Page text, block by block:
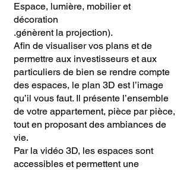
Espace, lumière, mobilier et
décoration
.génèrent la projection).
Afin de visualiser vos plans et de
permettre aux investisseurs et aux
particuliers de bien se rendre compte
des espaces, le plan 3D est l’image
qu’il vous faut. Il présente l’ensemble
de votre appartement, pièce par pièce,
tout en proposant des ambiances de
vie.
Par la vidéo 3D, les espaces sont
accessibles et permettent une